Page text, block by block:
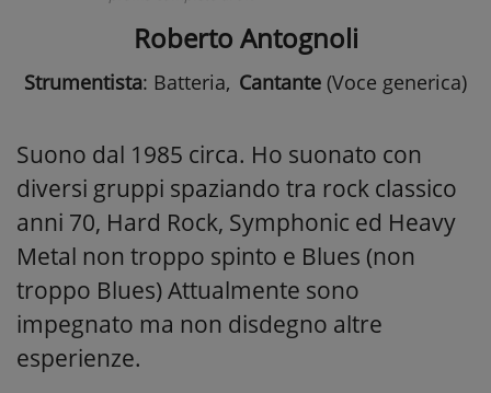
Roberto Antognoli
Strumentista: Batteria, Cantante (Voce generica)
Suono dal 1985 circa. Ho suonato con
diversi gruppi spaziando tra rock classico
anni 70, Hard Rock, Symphonic ed Heavy
Metal non troppo spinto e Blues (non
troppo Blues) Attualmente sono
impegnato ma non disdegno altre
esperienze.